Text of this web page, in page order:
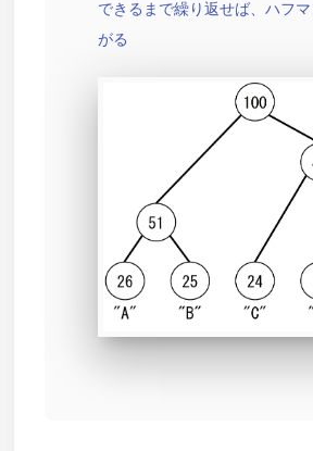
できるまで繰り返せば、ハフ
がる